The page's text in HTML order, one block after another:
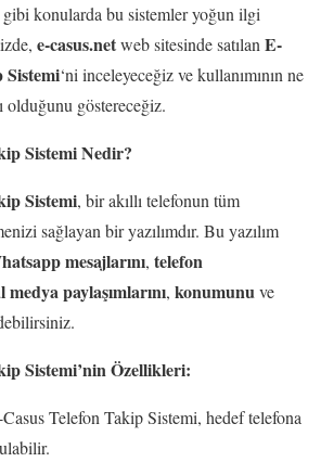
gibi konularda bu sistemler yoğun ilgi
e-casus.netweb sitesinde satılan E-
Sistemi‘ni inceleyeceğiz ve kullanımının ne
olduğunu göstereceğiz.
Sistemi Nedir?
Sistemi, bir akıllı telefonun tüm
sağlayan bir yazılımdır. Bu yazılım
mesajlarını, telefon
medya paylaşımlarını, konumunuve
Sistemi’nin Özellikleri:
Telefon Takip Sistemi, hedef telefona